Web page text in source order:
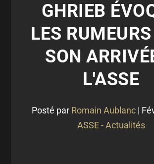
GHRIEB
LES
SON
L'ASSE
Posté par Romain Aublanc|
ASSE - Actualités